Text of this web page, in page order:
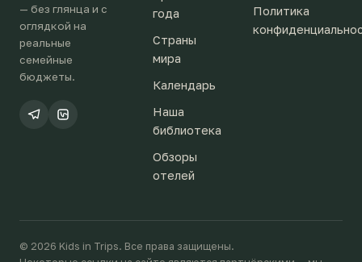
— без глянца и с
оглядкой на
реальные
семейные
бюджеты.
года
Страны
мира
Календарь
Наша
библиотека
Обзоры
отелей
Политика
© 2026 Kids in Trips. Все права защищены.